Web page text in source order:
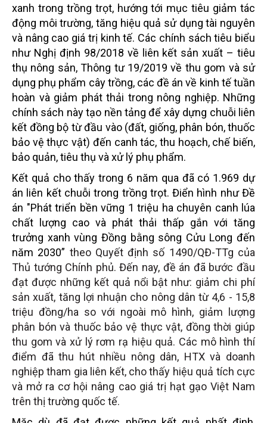
xanh trong trồng trọt, hướng tới mục tiêu giảm tác
động môi trường, tăng hiệu quả sử dụng tài nguyên
và nâng cao giá trị kinh tế. Các chính sách tiêu biểu
như Nghị định 98/2018 về liên kết sản xuất – tiêu
thụ nông sản, Thông tư 19/2019 về thu gom và sử
dụng phụ phẩm cây trồng, các đề án về kinh tế tuần
hoàn và giảm phát thải trong nông nghiệp. Những
chính sách này tạo nền tảng để xây dựng chuỗi liên
kết đồng bộ từ đầu vào (đất, giống, phân bón, thuốc
bảo vệ thực vật) đến canh tác, thu hoạch, chế biến,
bảo quản, tiêu thụ và xử lý phụ phẩm.
Kết quả cho thấy trong 6 năm qua đã có 1.969 dự
án liên kết chuỗi trong trồng trọt. Điển hình như Đề
án "Phát triển bền vững 1 triệu ha chuyên canh lúa
chất lượng cao và phát thải thấp gắn với tăng
trưởng xanh vùng Đồng bằng sông Cửu Long đến
năm 2030” theo Quyết định số 1490/QĐ-TTg của
Thủ tướng Chính phủ. Đến nay, đề án đã bước đầu
đạt được những kết quả nổi bật như: giảm chi phí
sản xuất, tăng lợi nhuận cho nông dân từ 4,6 - 15,8
triệu đồng/ha so với ngoài mô hình, giảm lượng
phân bón và thuốc bảo vệ thực vật, đồng thời giúp
thu gom và xử lý rơm rạ hiệu quả. Các mô hình thí
điểm đã thu hút nhiều nông dân, HTX và doanh
nghiệp tham gia liên kết, cho thấy hiệu quả tích cực
và mở ra cơ hội nâng cao giá trị hạt gạo Việt Nam
trên thị trường quốc tế.